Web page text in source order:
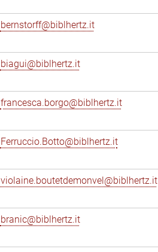
bernstorff@biblhertz.it
biagui@biblhertz.it
francesca.borgo@biblhertz.it
Ferruccio.Botto@biblhertz.it
violaine.boutetdemonvel@biblhertz.it
branic@biblhertz.it